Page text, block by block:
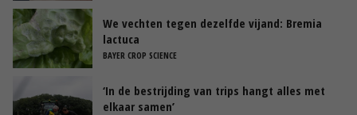
We vechten tegen dezelfde vijand: Bremia
lactuca
BAYER CROP SCIENCE
‘In de bestrijding van trips hangt alles met
elkaar samen’